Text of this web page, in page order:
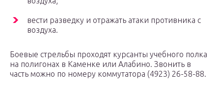
вести разведку и отражать атаки противника с
воздуха.
Боевые стрельбы проходят курсанты учебного полка
на полигонах в Каменке или Алабино. Звонить в
часть можно по номеру коммутатора (4923) 26-58-88.